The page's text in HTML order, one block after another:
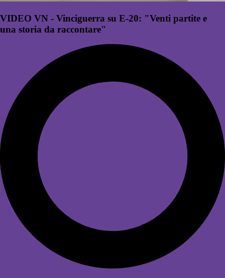
VIDEO VN - Vinciguerra su E-20: "Venti partite e
una storia da raccontare"